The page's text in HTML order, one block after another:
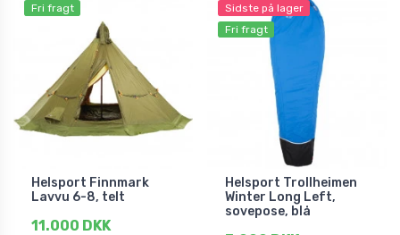
Fri fragt
Helsport Finnmark
Lavvu 6-8, telt
11.000 DKK
Sidste på lager
Fri fragt
Helsport Trollheimen
Winter Long Left,
sovepose, blå